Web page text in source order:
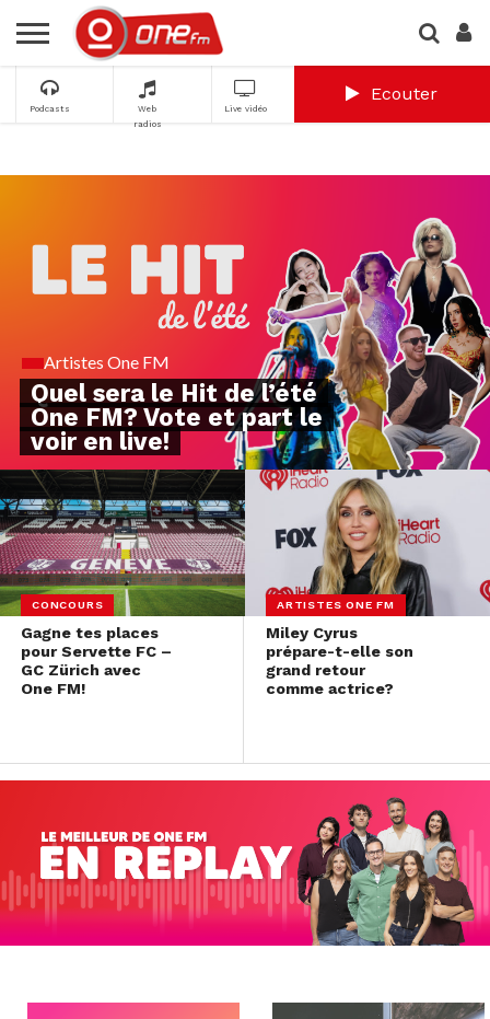
Podcasts
Web
radios
Live vidéo
Ecouter
Artistes One FM
Quel sera le Hit de l’été
One FM? Vote et part le
voir en live!
CONCOURS
Gagne tes places
pour Servette FC –
GC Zürich avec
One FM!
ARTISTES ONE FM
Miley Cyrus
prépare-t-elle son
grand retour
comme actrice?